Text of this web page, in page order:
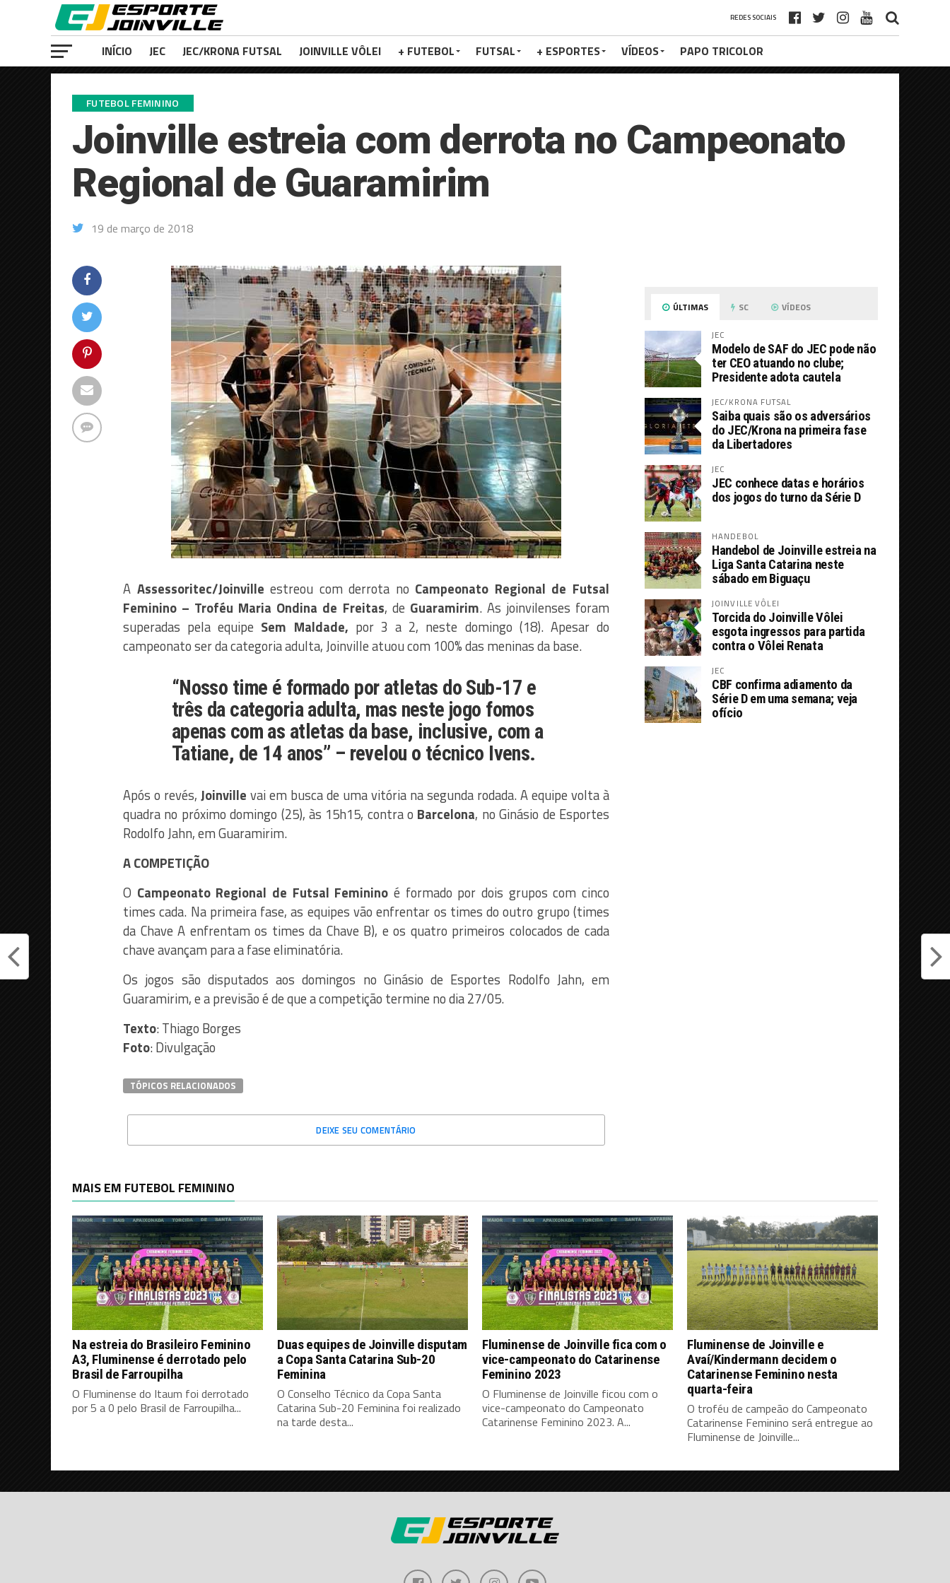
REDES SOCIAIS
INÍCIO JEC JEC/KRONA FUTSAL JOINVILLE VÔLEI + FUTEBOL FUTSAL + ESPORTES VÍDEOS PAPO TRICOLOR
FUTEBOL FEMININO
Joinville estreia com derrota no Campeonato
Regional de Guaramirim
19 de março de 2018
A Assessoritec/Joinville estreou com derrota no Campeonato Regional de Futsal
Feminino – Troféu Maria Ondina de Freitas, de Guaramirim. As joinvilenses foram
superadas pela equipe Sem Maldade, por 3 a 2, neste domingo (18). Apesar do
campeonato ser da categoria adulta, Joinville atuou com 100% das meninas da base.
“Nosso time é formado por atletas do Sub-17 e
três da categoria adulta, mas neste jogo fomos
apenas com as atletas da base, inclusive, com a
Tatiane, de 14 anos” – revelou o técnico Ivens.
Após o revés, Joinville vai em busca de uma vitória na segunda rodada. A equipe volta à
quadra no próximo domingo (25), às 15h15, contra o Barcelona, no Ginásio de Esportes
Rodolfo Jahn, em Guaramirim.
A COMPETIÇÃO
O Campeonato Regional de Futsal Feminino é formado por dois grupos com cinco
times cada. Na primeira fase, as equipes vão enfrentar os times do outro grupo (times
da Chave A enfrentam os times da Chave B), e os quatro primeiros colocados de cada
chave avançam para a fase eliminatória.
Os jogos são disputados aos domingos no Ginásio de Esportes Rodolfo Jahn, em
Guaramirim, e a previsão é de que a competição termine no dia 27/05.
Texto: Thiago Borges
Foto: Divulgação
TÓPICOS RELACIONADOS
DEIXE SEU COMENTÁRIO
ÚLTIMAS SC VÍDEOS
JEC
Modelo de SAF do JEC pode não
ter CEO atuando no clube;
Presidente adota cautela
JEC/KRONA FUTSAL
Saiba quais são os adversários
do JEC/Krona na primeira fase
da Libertadores
JEC
JEC conhece datas e horários
dos jogos do turno da Série D
HANDEBOL
Handebol de Joinville estreia na
Liga Santa Catarina neste
sábado em Biguaçu
JOINVILLE VÔLEI
Torcida do Joinville Vôlei
esgota ingressos para partida
contra o Vôlei Renata
JEC
CBF confirma adiamento da
Série D em uma semana; veja
ofício
MAIS EM FUTEBOL FEMININO
Na estreia do Brasileiro Feminino
A3, Fluminense é derrotado pelo
Brasil de Farroupilha
O Fluminense do Itaum foi derrotado
por 5 a 0 pelo Brasil de Farroupilha...
Duas equipes de Joinville disputam
a Copa Santa Catarina Sub-20
Feminina
O Conselho Técnico da Copa Santa
Catarina Sub-20 Feminina foi realizado
na tarde desta...
Fluminense de Joinville fica com o
vice-campeonato do Catarinense
Feminino 2023
O Fluminense de Joinville ficou com o
vice-campeonato do Campeonato
Catarinense Feminino 2023. A...
Fluminense de Joinville e
Avaí/Kindermann decidem o
Catarinense Feminino nesta
quarta-feira
O troféu de campeão do Campeonato
Catarinense Feminino será entregue ao
Fluminense de Joinville...